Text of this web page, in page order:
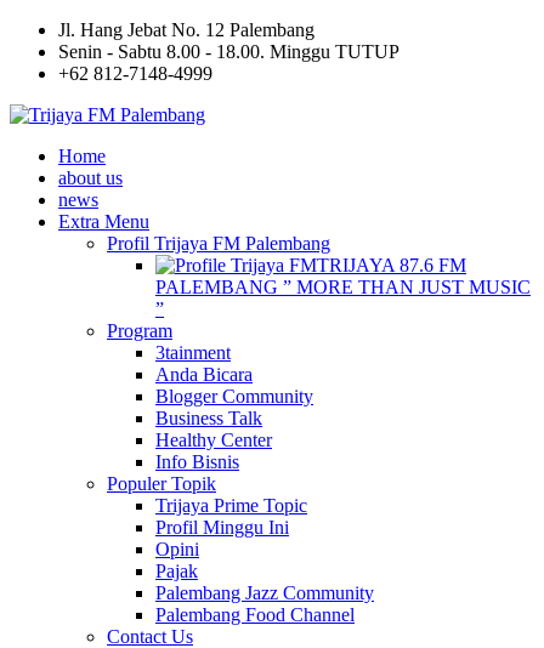
Jl. Hang Jebat No. 12 Palembang
Senin - Sabtu 8.00 - 18.00. Minggu TUTUP
+62 812-7148-4999
Home
about us
news
Extra Menu
Profil Trijaya FM Palembang
TRIJAYA 87.6 FM
PALEMBANG ” MORE THAN JUST MUSIC
”
Program
3tainment
Anda Bicara
Blogger Community
Business Talk
Healthy Center
Info Bisnis
Populer Topik
Trijaya Prime Topic
Profil Minggu Ini
Opini
Pajak
Palembang Jazz Community
Palembang Food Channel
Contact Us